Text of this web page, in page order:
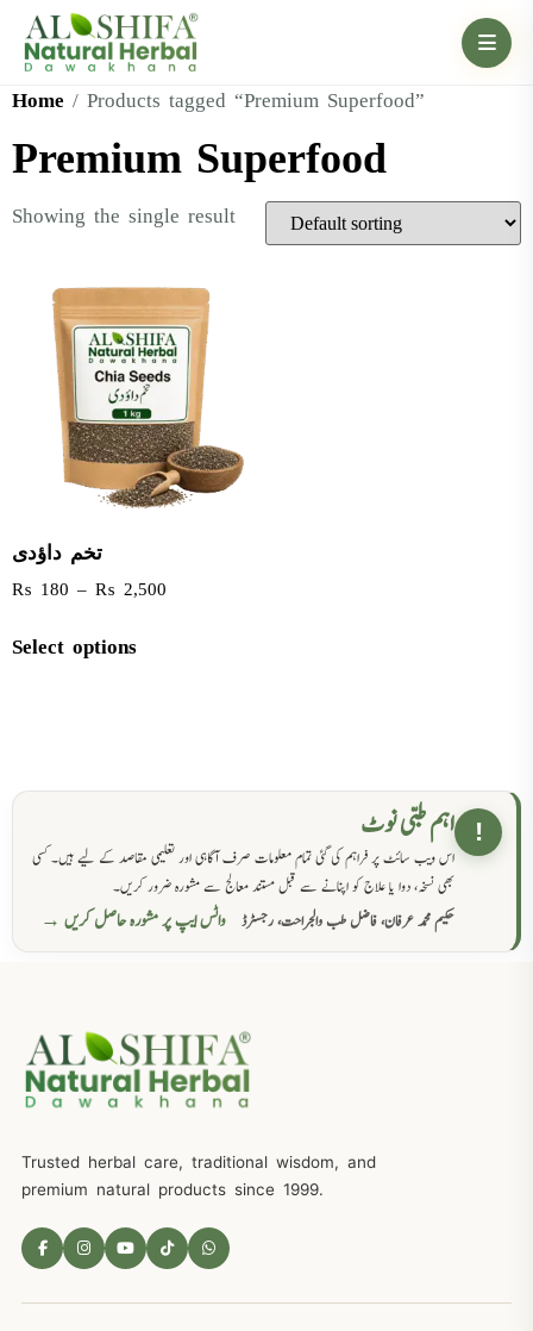
Home / Products tagged “Premium Superfood”
Premium Superfood
Showing the single result
تخم داؤدی
₨ 180 – ₨ 2,500
Select options
! اہم طبی نوٹ
اس ویب سائٹ پر فراہم کی گئی تمام معلومات صرف آگاہی اور تعلیمی مقاصد کے لیے ہیں۔ کسی
بھی نسخہ، دوا یا علاج کو اپنانے سے قبل مستند معالج سے مشورہ ضرور کریں۔
حکیم محمد عرفان، فاضل طب والجراحت، رجسٹرڈ
واٹس ایپ پر مشورہ حاصل کریں →
Trusted herbal care, traditional wisdom, and
premium natural products since 1999.